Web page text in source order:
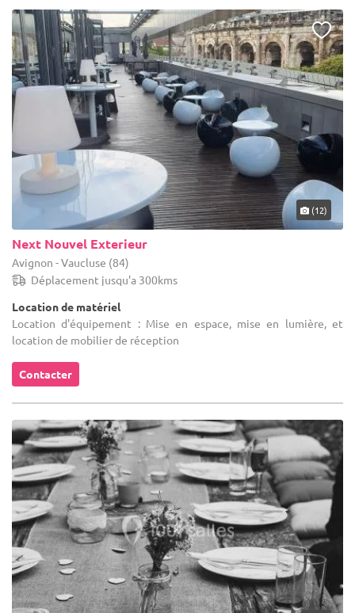
(12)
Next Nouvel Exterieur
Avignon - Vaucluse (84)
Déplacement jusqu'a 300kms
Location de matériel
Location d'équipement : Mise en espace, mise en lumière, et
location de mobilier de réception
Contacter